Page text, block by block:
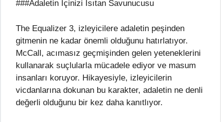
###Adaletin İçinizi Isıtan Savunucusu
The Equalizer 3, izleyicilere adaletin peşinden
gitmenin ne kadar önemli olduğunu hatırlatıyor.
McCall, acımasız geçmişinden gelen yeteneklerini
kullanarak suçlularla mücadele ediyor ve masum
insanları koruyor. Hikayesiyle, izleyicilerin
vicdanlarına dokunan bu karakter, adaletin ne denli
değerli olduğunu bir kez daha kanıtlıyor.